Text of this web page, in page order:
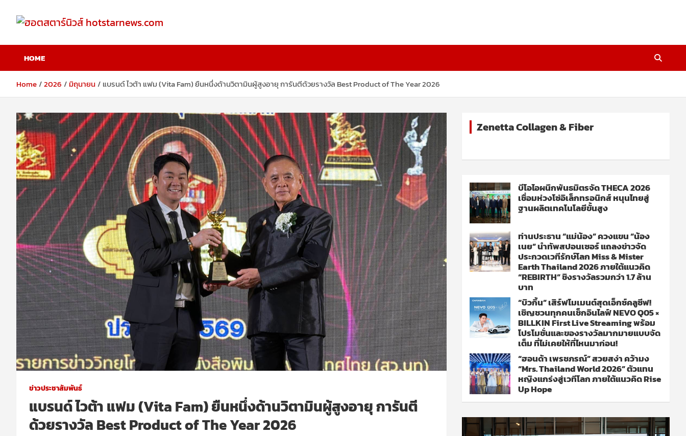
content
ฮอตสตาร์นิวส์
hotstarnews.com
HOME
Home 2026 มิถุนายน แบรนด์ ไวต้า แฟม (Vita Fam) ยืนหนึ่งด้านวิตามินผู้สูงอายุ การันตีด้วยรางวัล Best Product of The Year 2026
ข่าวประชาสัมพันธ์
แบรนด์ ไวต้า แฟม (Vita Fam) ยืนหนึ่งด้านวิตามินผู้สูงอายุ การันตี
ด้วยรางวัล Best Product of The Year 2026
Zenetta Collagen & Fiber
บีโอไอผนึกพันธมิตรจัด THECA 2026
เชื่อมห่วงโซ่อิเล็กทรอนิกส์ หนุนไทยสู่
ฐานผลิตเทคโนโลยีขั้นสูง
ท่านประธาน “แม่น้อง” ควงแขน “น้อง
เนย” นำทัพสปอนเซอร์ แถลงข่าวจัด
ประกวดเวทีรักษ์โลก Miss & Mister
Earth Thailand 2026 ภายใต้แนวคิด
“REBIRTH” ชิงรางวัลรวมกว่า 1.7 ล้าน
บาท
“บิวกิ้น” เสิร์ฟโมเมนต์สุดเอ็กซ์คลูซีฟ!
เชิญชวนทุกคนเช็กอินไลฟ์ NEVO Q05 ×
BILLKIN First Live Streaming พร้อม
โปรโมชั่นและของรางวัลมากมายแบบจัด
เต็ม ที่ไม่เคยให้ที่ไหนมาก่อน!
“ฮอนด้า เพรชภรณ์” สวยสง่า คว้ามง
“Mrs. Thailand World 2026” ตัวแทน
หญิงแกร่งสู่เวทีโลก ภายใต้แนวคิด Rise
Up Hope